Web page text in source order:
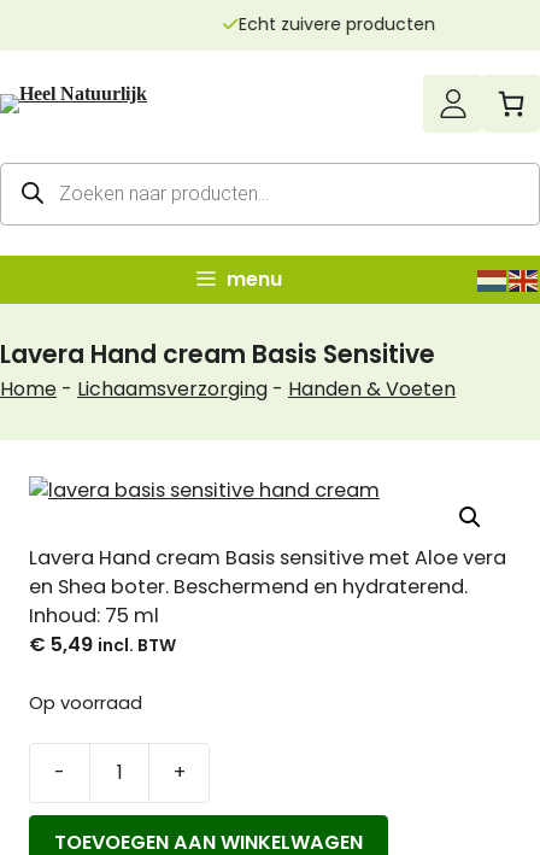
inhoud
Echt zuivere producten
Producten
zoeken
menu
Lavera Hand cream Basis Sensitive
Home - Lichaamsverzorging - Handen & Voeten
Lavera Hand cream Basis sensitive met Aloe vera
en Shea boter. Beschermend en hydraterend.
Inhoud: 75 ml
€ 5,49
Op voorraad
-
Hand
cream
+
TOEVOEGEN AAN WINKELWAGEN